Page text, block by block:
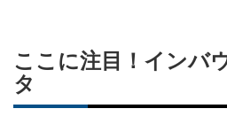
ここに注目！インバ
タ